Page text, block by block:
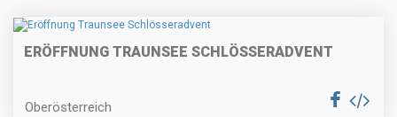
ERÖFFNUNG TRAUNSEE SCHLÖSSERADVENT
Oberösterreich